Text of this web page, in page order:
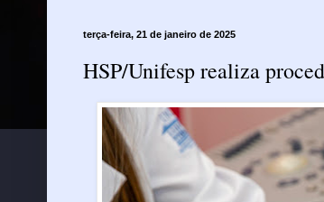
terça-feira, 21 de janeiro de 2025
HSP/Unifesp realiza